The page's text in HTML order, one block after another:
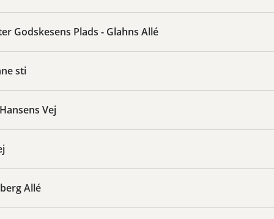
Godskesens Plads - Glahns Allé
sti
Vej
Allé